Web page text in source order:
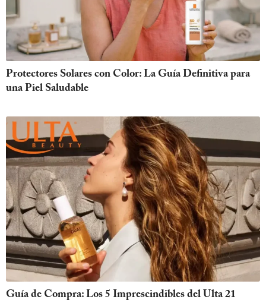
Protectores Solares con Color: La Guía Definitiva para
una Piel Saludable
Guía de Compra: Los 5 Imprescindibles del Ulta 21